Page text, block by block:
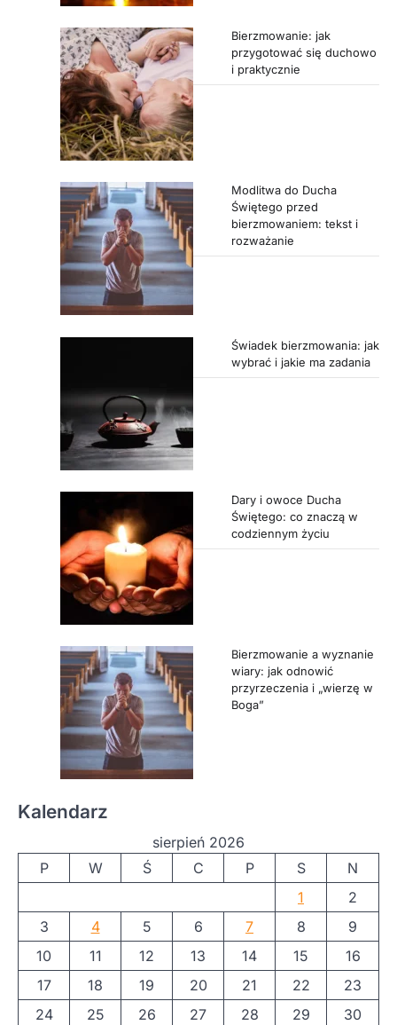
Bierzmowanie: jak
przygotować się duchowo
i praktycznie
Modlitwa do Ducha
Świętego przed
bierzmowaniem: tekst i
rozważanie
Świadek bierzmowania: jak
wybrać i jakie ma zadania
Dary i owoce Ducha
Świętego: co znaczą w
codziennym życiu
Bierzmowanie a wyznanie
wiary: jak odnowić
przyrzeczenia i „wierzę w
Boga”
Kalendarz
sierpień 2026
P
W Ś C P S
N
1
2
3
4 5 6 7 8
9
10
11 12 13 14 15
16
17
18 19 20 21 22
23
24
25 26 27 28 29 30